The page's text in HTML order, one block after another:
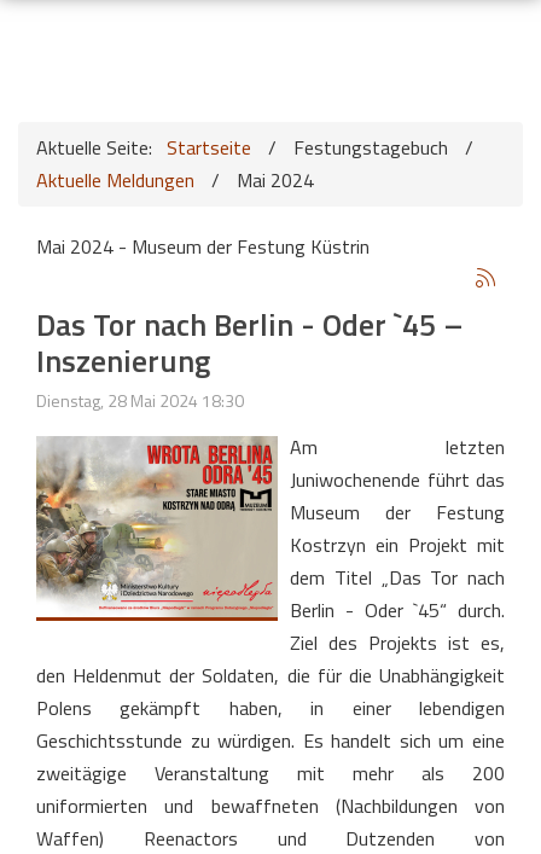
Aktuelle Seite: Startseite / Festungstagebuch
/
Aktuelle Meldungen
/ Mai 2024
Mai 2024 - Museum der Festung Küstrin
Das Tor nach Berlin - Oder `45 –
Inszenierung
Dienstag, 28 Mai 2024 18:30
Am letzten
Juniwochenende führt das
Museum der Festung
Kostrzyn ein Projekt mit
dem Titel „Das Tor nach
Berlin - Oder `45“ durch.
Ziel des Projekts ist es,
den Heldenmut der Soldaten, die für die Unabhängigkeit
Polens gekämpft haben, in einer lebendigen
Geschichtsstunde zu würdigen. Es handelt sich um eine
zweitägige Veranstaltung mit mehr als 200
uniformierten und bewaffneten (Nachbildungen von
Waffen) Reenactors und Dutzenden von